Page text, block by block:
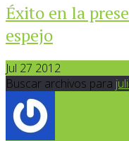
Éxito en la
espejo
Jul 27 2012
Buscar archivos para